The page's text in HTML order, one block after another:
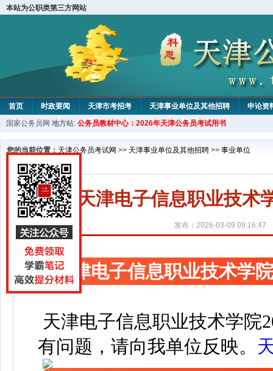
本站为公职类第三方网站
首页 时政要闻 天津市考招考 天津事业单位及其他招聘 申论资
教材中心
国家公务员网 地方站: 公务员教材中心：2026年天津公务员考试用书
您的当前位置： 天津公务员考试网 >> 天津事业单位及其他招聘 >> 事业单位
天津电子信息职业技术
发布：2026-03-09 09:16:47
天津电子信息职业技术学
天津电子信息职业技术学院
有问题，请向我单位反映。